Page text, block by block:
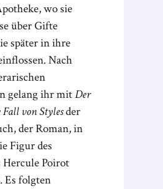
wo sie
über Gifte
später in ihre
Nach
gelang ihr mitDer
Fall von Stylesder
der Roman, in
Figur des
Poirot
Es folgten